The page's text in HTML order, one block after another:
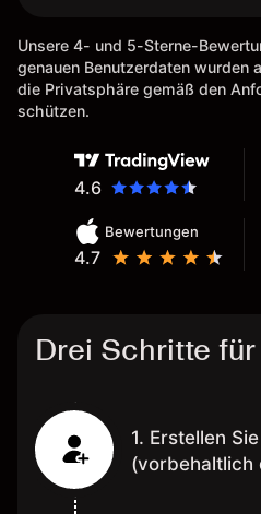
Unsere 4- und 5-Sterne-
genauen Benutzerdaten
die Privatsphäre gemäß den
schützen.
4.6
Bewertungen
4.7
Drei Schritte
1. Erstellen
(vorbehaltlich